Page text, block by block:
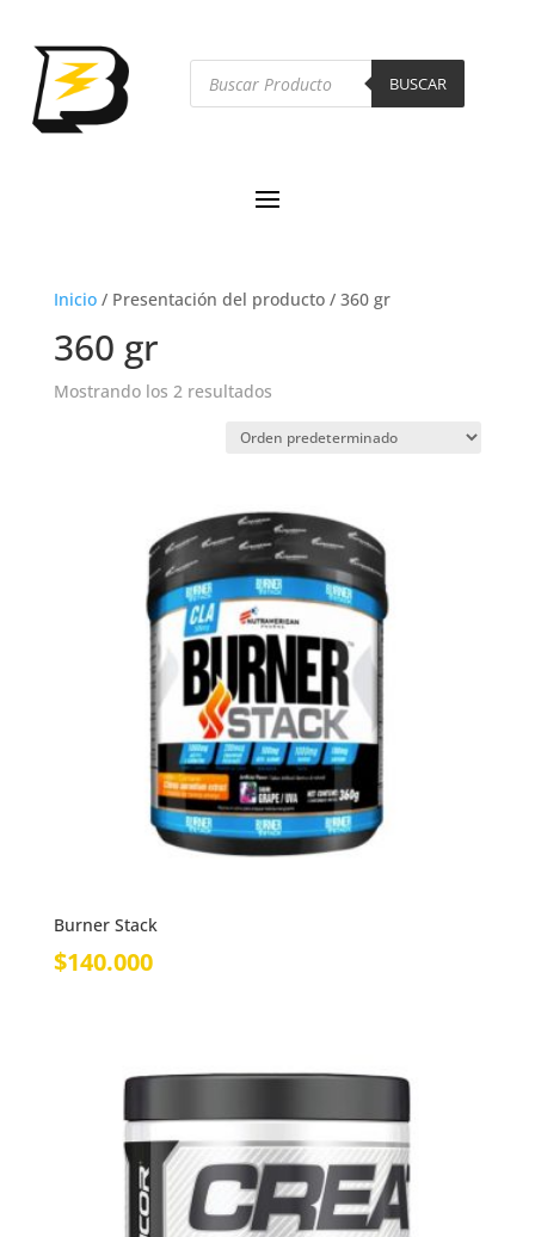
Búsqueda
productos
BUSCAR
Inicio/ Presentación del producto/ 360 gr
360 gr
Mostrando los 2 resultados
Burner Stack
$140.000